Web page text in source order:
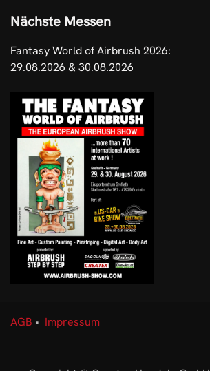
Nächste Messen
Fantasy World of Airbrush 2026:
29.08.2026 & 30.08.2026
AGB • Impressum